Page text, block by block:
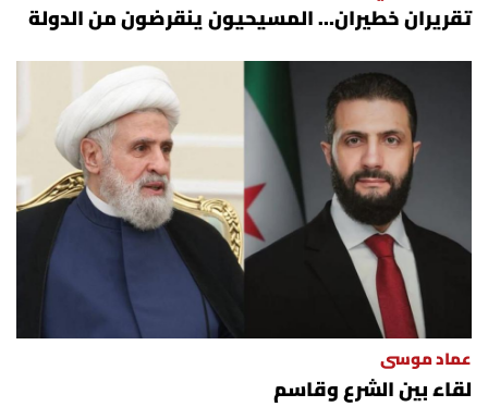
تقريران خطيران… المسيحيون ينقرضون من الدولة
عماد موسى
لقاء بين الشرع وقاسم